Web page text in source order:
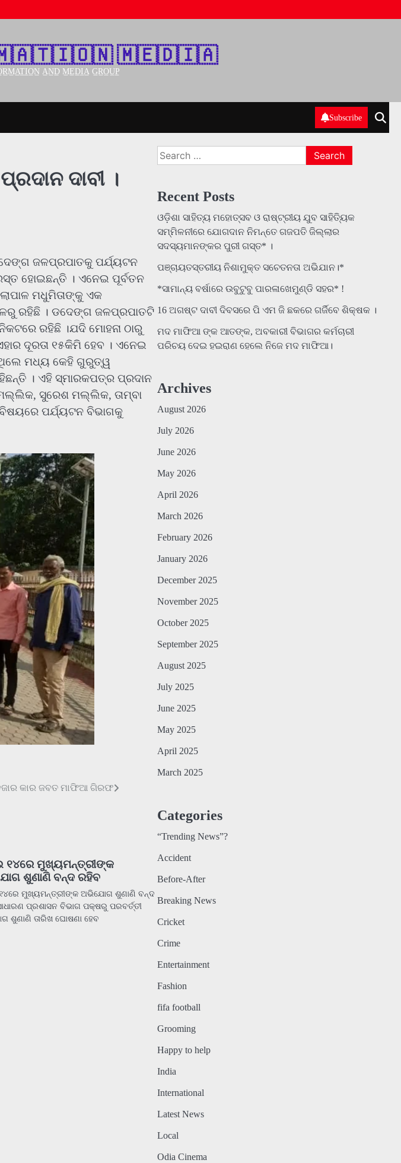
🇲‌🇪‌🇩‌🇮‌🇦‌
A̲N̲D̲ M̲E̲D̲I̲A̲ G̲R̲O̲U̲P̲
Subscribe
ଦାବୀ ।
ଜଳପ୍ରପାତକୁ ପର୍ଯ୍ୟଟନ
ହୋଇଛନ୍ତି । ଏନେଇ ପୂର୍ବତନ
ମଧୁମିତାଙ୍କୁ ଏକ
ରହିଛି । ଡଦେଙ୍ଗ ଜଳପ୍ରପାତଟି
ରହିଛି ।ଯଦି ମୋହନା ଠାରୁ
ଦୂରତା ୧୫କିମି ହେବ । ଏନେଇ
ମଧ୍ୟ କେହି ଗୁରୁତ୍ୱ
। ଏହି ସ୍ମାରକପତ୍ର ପ୍ରଦାନ
ସୁରେଶ ମଲ୍ଲିକ, ତାମ୍ବା
ପର୍ଯ୍ୟଟନ ବିଭାଗକୁ
କାର ଜବତ ମାଫିଆ ଗିରଫ
୧୪ରେ ମୁଖ୍ୟମନ୍ତ୍ରୀଙ୍କ
ଶୁଣାଣି ବନ୍ଦ ରହିବ
ମୁଖ୍ୟମନ୍ତ୍ରୀଙ୍କ ଅଭିଯୋଗ ଶୁଣାଣି ବନ୍ଦ
ପ୍ରଶାସନ ବିଭାଗ ପକ୍ଷରୁ ପରବର୍ତ୍ତୀ
ଶୁଣାଣି ତାରିଖ ଘୋଷଣା ହେବ
Search
for:
Recent Posts
ଓଡ଼ିଶା ସାହିତ୍ୟ ମହୋତ୍ସବ ଓ ରାଷ୍ଟ୍ରୀୟ ଯୁବ ସାହିତ୍ୟିକ
ସମ୍ମିଳନୀରେ ଯୋଗଦାନ ନିମନ୍ତେ ଗଜପତି ଜିଲ୍ଲାର
ସଦସ୍ୟମାନଙ୍କର ପୁରୀ ଗସ୍ତ* ।
ପଞ୍ଚାୟତସ୍ତରୀୟ ନିଶାମୁକ୍ତ ସଚେତନତା ଅଭିଯାନ।*
*ସାମାନ୍ୟ ବର୍ଷାରେ ଉବୁଟୁବୁ ପାରଳାଖେମୁଣ୍ଡି ସହର* !
16 ଅଗଷ୍ଟ ଦାବୀ ଦିବସରେ ପି ଏମ ଜି ଛକରେ ଗର୍ଜିବେ ଶିକ୍ଷକ ।
ମଦ ମାଫିଆ ଙ୍କ ଆତଙ୍କ, ଅବକାରୀ ବିଭାଗର କର୍ମଚାରୀ
ପରିଚୟ ଦେଇ ହଇରାଣ ହେଲେ ନିଜେ ମଦ ମାଫିଆ।
Archives
August 2026
July 2026
June 2026
May 2026
April 2026
March 2026
February 2026
January 2026
December 2025
November 2025
October 2025
September 2025
August 2025
July 2025
June 2025
May 2025
April 2025
March 2025
Categories
“Trending News”?
Accident
Before-After
Breaking News
Cricket
Crime
Entertainment
Fashion
fifa football
Grooming
Happy to help
India
International
Latest News
Local
Odia Cinema